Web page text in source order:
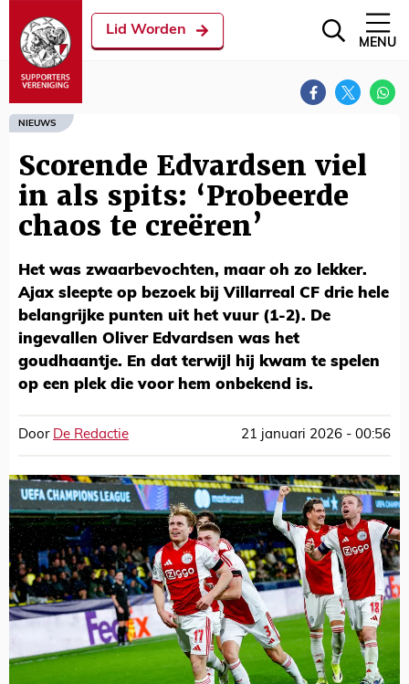
Lid Worden
MENU
NIEUWS
Scorende Edvardsen viel
in als spits: ‘Probeerde
chaos te creëren’
Het was zwaarbevochten, maar oh zo lekker.
Ajax sleepte op bezoek bij Villarreal CF drie hele
belangrijke punten uit het vuur (1-2). De
ingevallen Oliver Edvardsen was het
goudhaantje. En dat terwijl hij kwam te spelen
op een plek die voor hem onbekend is.
Door De Redactie 21 januari 2026 - 00:56